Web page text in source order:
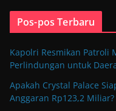
Pos-pos Terbaru
Kapolri Resmikan Patroli
Perlindungan untuk
Apakah Crystal Palace
Anggaran Rp123,2 Miliar?